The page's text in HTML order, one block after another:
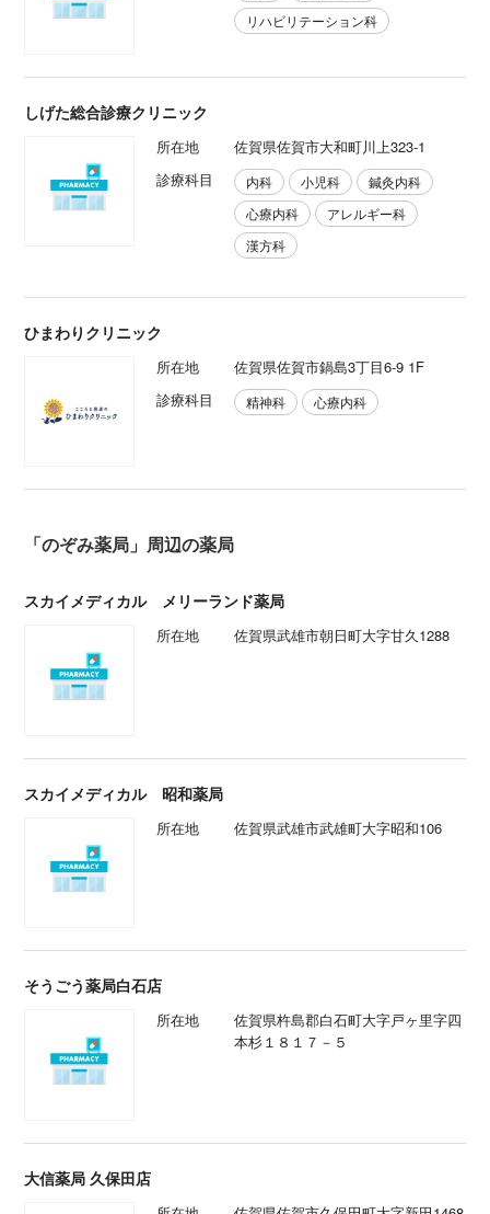
リハビリテーション科
しげた総合診療クリニック
所在地
佐賀県佐賀市大和町川上323-1
診療科目
内科 小児科
鍼灸内科
心療内科
アレルギー科
漢方科
ひまわりクリニック
所在地
佐賀県佐賀市鍋島3丁目6-9 1F
診療科目
精神科 心療内科
「のぞみ薬局」周辺の薬局
スカイメディカル メリーランド薬局
所在地 佐賀県武雄市朝日町大字甘久1288
スカイメディカル 昭和薬局
所在地 佐賀県武雄市武雄町大字昭和106
そうごう薬局白石店
所在地
佐賀県杵島郡白石町大字戸ヶ里字四
本杉１８１７－５
大信薬局 久保田店